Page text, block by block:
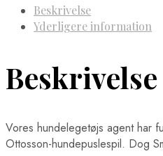
Beskrivelse
Yderligere information
Beskrivelse
Vores hundelegetøjs agent har
Ottosson-hundepuslespil. Dog